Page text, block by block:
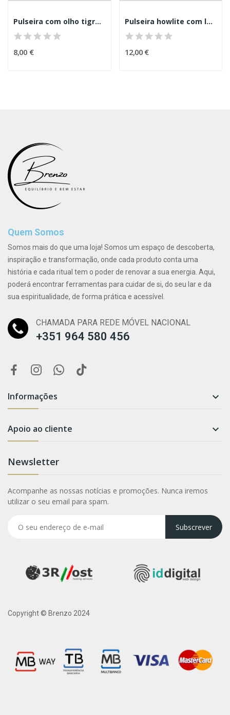
Pulseira com olho tigre e howlite 8mm
8,00 €
Pulseira howlite com lava e olho tigre 8mm
12,00 €
Quem Somos
Somos mais do que uma loja! Somos um espaço de descoberta,
inspiração e transformação, onde cada produto conta uma
história e cada ritual tem o poder de renovar a sua energia. Aqui,
poderá encontrar ferramentas para cuidar de si, do seu lar e da
sua espiritualidade, de forma prática e acessível.
CHAMADA PARA REDE MÓVEL NACIONAL
+351 964 580 456
Informações 
Apoio ao cliente 
Newsletter
Acompanhe as nossas notícias e promoções. Nunca iremos
utilizar o seu email para spam.
Subscrever
Copyright © Brenzo 2024